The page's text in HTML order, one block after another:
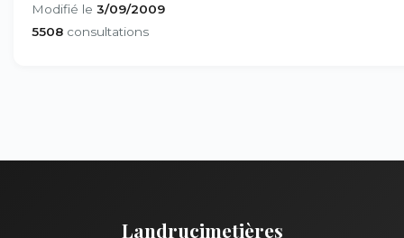
Modifié le 3/09/2009
5508 consultations
Landrucimetières